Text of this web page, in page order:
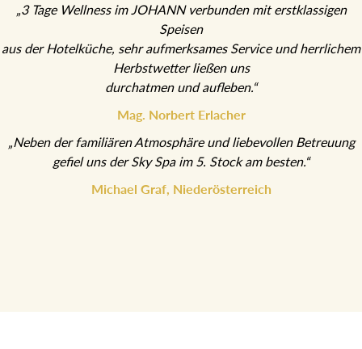
„3 Tage Wellness im JOHANN verbunden mit erstklassigen
Speisen
aus der Hotelküche, sehr aufmerksames Service und herrlichem
Herbstwetter ließen uns
durchatmen und aufleben.“
Mag. Norbert Erlacher
„Neben der familiären Atmosphäre und liebevollen Betreuung
gefiel uns der Sky Spa im 5. Stock am besten.“
Michael Graf, Niederösterreich